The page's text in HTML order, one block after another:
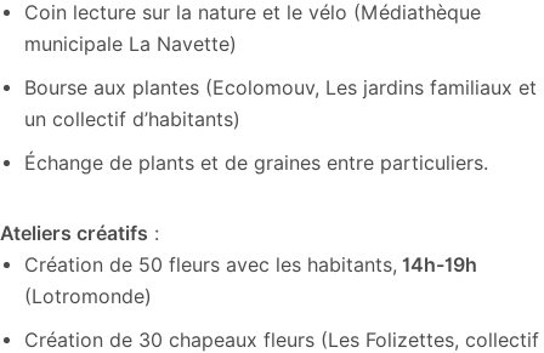
Coin lecture sur la nature et le vélo (Médiathèque
municipale La Navette)
Bourse aux plantes (Ecolomouv, Les jardins familiaux et
un collectif d’habitants)
Échange de plants et de graines entre particuliers.
Ateliers créatifs :
Création de 50 fleurs avec les habitants, 14h-19h
(Lotromonde)
Création de 30 chapeaux fleurs (Les Folizettes, collectif